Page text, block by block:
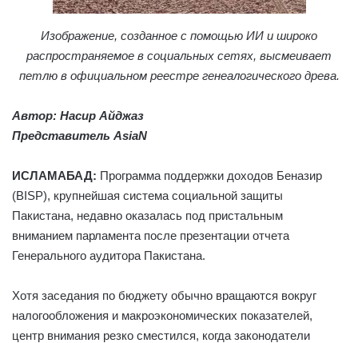
Изображение, созданное с помощью ИИ и широко
распространяемое в социальных сетях, высмеивает
петлю в официальном реестре генеалогического древа.
Автор: Насир Айджаз
Представитель AsiaN
ИСЛАМАБАД: Программа поддержки доходов Беназир
(BISP), крупнейшая система социальной защиты
Пакистана, недавно оказалась под пристальным
вниманием парламента после презентации отчета
Генерального аудитора Пакистана.
Хотя заседания по бюджету обычно вращаются вокруг
налогообложения и макроэкономических показателей,
центр внимания резко сместился, когда законодатели